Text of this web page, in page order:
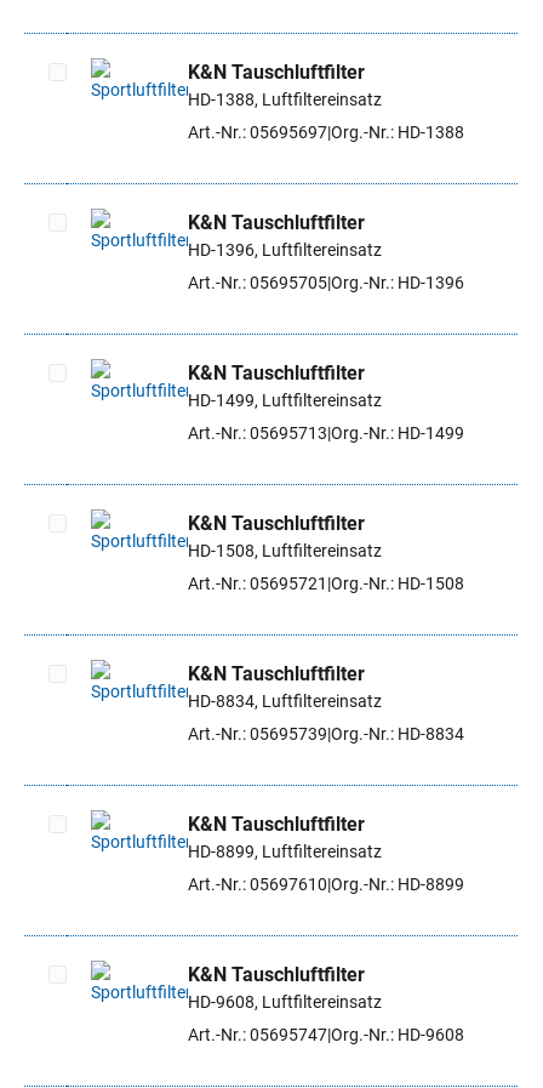
Artikel auswählen
K&N Tauschluftfilter
HD-1388, Luftfiltereinsatz
Art.-Nr.: 05695697Org.-Nr.: HD-1388
Artikel auswählen
K&N Tauschluftfilter
HD-1396, Luftfiltereinsatz
Art.-Nr.: 05695705Org.-Nr.: HD-1396
Artikel auswählen
K&N Tauschluftfilter
HD-1499, Luftfiltereinsatz
Art.-Nr.: 05695713 Org.-Nr.: HD-1499
Artikel auswählen
K&N Tauschluftfilter
HD-1508, Luftfiltereinsatz
Art.-Nr.: 05695721 Org.-Nr.: HD-1508
Artikel auswählen
K&N Tauschluftfilter
HD-8834, Luftfiltereinsatz
Art.-Nr.: 05695739 Org.-Nr.: HD-8834
Artikel auswählen
K&N Tauschluftfilter
HD-8899, Luftfiltereinsatz
Art.-Nr.: 05697610 Org.-Nr.: HD-8899
Artikel auswählen
K&N Tauschluftfilter
HD-9608, Luftfiltereinsatz
Art.-Nr.: 05695747Org.-Nr.: HD-9608